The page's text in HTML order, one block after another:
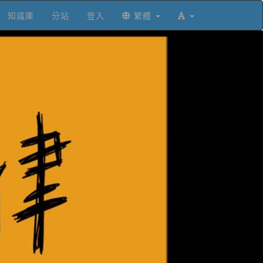
知識庫 分站 登入 繁體